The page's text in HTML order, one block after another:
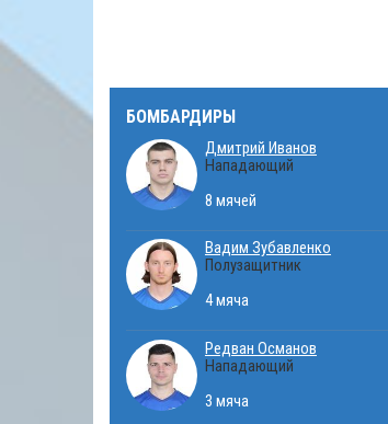
БОМБАРДИРЫ
Дмитрий Иванов
Нападающий
8 мячей
Вадим Зубавленко
Полузащитник
4 мяча
Редван Османов
Нападающий
3 мяча